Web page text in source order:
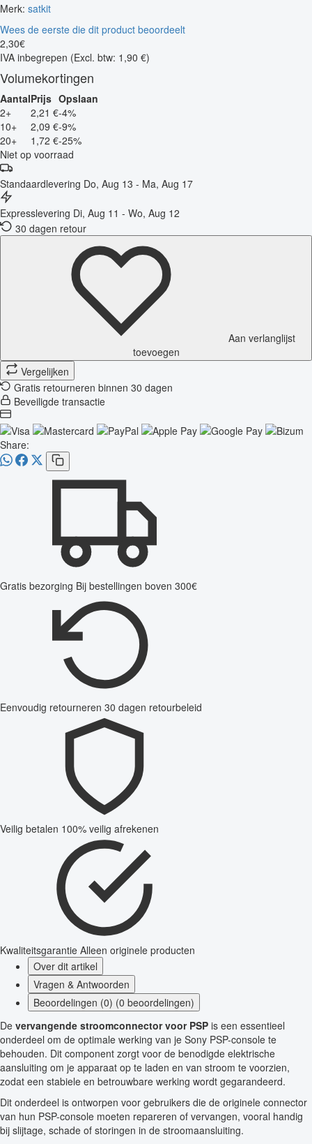
Merk: satkit
Wees de eerste die dit product beoordeelt
2,30€
IVA inbegrepen (Excl. btw: 1,90 €)
Volumekortingen
AantalPrijs Opslaan
2+
2,21 €-4%
10+
2,09 €-9%
20+
1,72 €-25%
Niet op voorraad
Standaardlevering Do, Aug 13 - Ma, Aug 17
Expresslevering Di, Aug 11 - Wo, Aug 12
30 dagen retour
Aan verlanglijst
toevoegen
Vergelijken
Gratis retourneren binnen 30 dagen
Beveiligde transactie
Share:
Gratis bezorging Bij bestellingen boven 300€
Eenvoudig retourneren 30 dagen retourbeleid
Veilig betalen 100% veilig afrekenen
Kwaliteitsgarantie Alleen originele producten
Over dit artikel
Vragen & Antwoorden
Beoordelingen (0) (0 beoordelingen)
De vervangende stroomconnector voor PSP is een essentieel
onderdeel om de optimale werking van je Sony PSP-console te
behouden. Dit component zorgt voor de benodigde elektrische
aansluiting om je apparaat op te laden en van stroom te voorzien,
zodat een stabiele en betrouwbare werking wordt gegarandeerd.
Dit onderdeel is ontworpen voor gebruikers die de originele connector
van hun PSP-console moeten repareren of vervangen, vooral handig
bij slijtage, schade of storingen in de stroomaansluiting.